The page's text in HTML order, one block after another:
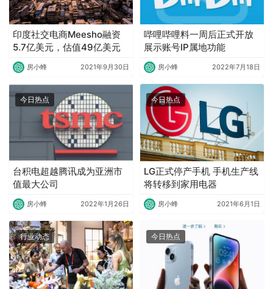
印度社交电商Meesho融资
5.7亿美元，估值49亿美元
房小蜂 2021年9月30日
哔哩哔哩料一周后正式开放
展示账号IP属地功能
房小蜂 2022年7月18日
今日热点
台积电超越腾讯成为亚洲市
值最大公司
房小蜂 2022年1月26日
今日热点
LG正式停产手机 手机生产线
将转移到家用电器
房小蜂 2021年6月1日
行业动态 今日热点